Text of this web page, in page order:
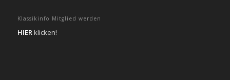
Klassikinfo Mitglied werden
HIERklicken!